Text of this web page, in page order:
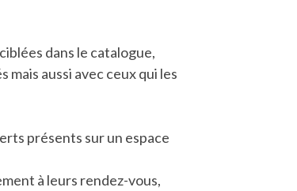
dans le catalogue,
aussi avec ceux qui les
présents sur un espace
à leurs rendez-vous,